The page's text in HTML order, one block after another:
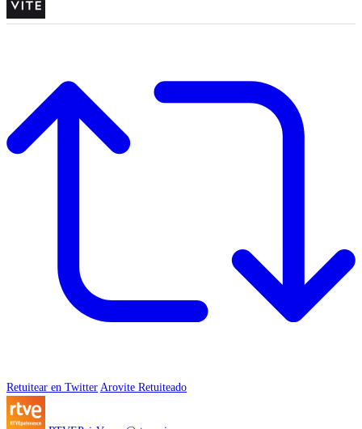
Retuitear en Twitter Arovite Retuiteado